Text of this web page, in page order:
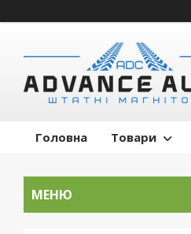
Головна Товари